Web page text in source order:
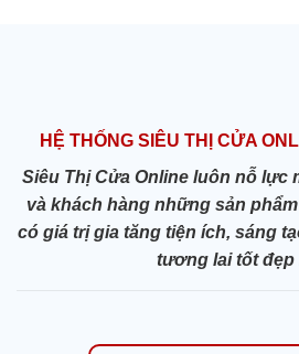
HỆ THỐNG SIÊU THỊ CỬA
Siêu Thị Cửa Online luôn nỗ lực
và khách hàng những sản
có giá trị gia tăng tiện ích, sáng
tương lai tốt đẹp